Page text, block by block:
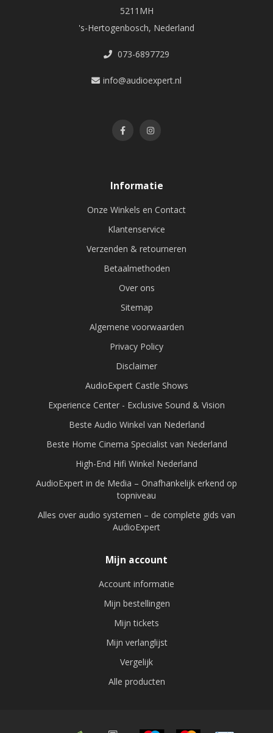
5211MH
's-Hertogenbosch, Nederland
073-6897729
info@audioexpert.nl
Informatie
Onze Winkels en Contact
Klantenservice
Verzenden & retourneren
Betaalmethoden
Over ons
Sitemap
Algemene voorwaarden
Privacy Policy
Disclaimer
AudioExpert Castle Shows
Experience Center - Exclusive Sound & Vision
Beste Audio Winkel van Nederland
Beste Home Cinema Specialist van Nederland
High-End Hifi Winkel Nederland
AudioExpert in de Media – Onafhankelijk erkend op
topniveau
Alles over audio systemen – de complete gids van
AudioExpert
Mijn account
Account informatie
Mijn bestellingen
Mijn tickets
Mijn verlanglijst
Vergelijk
Alle producten